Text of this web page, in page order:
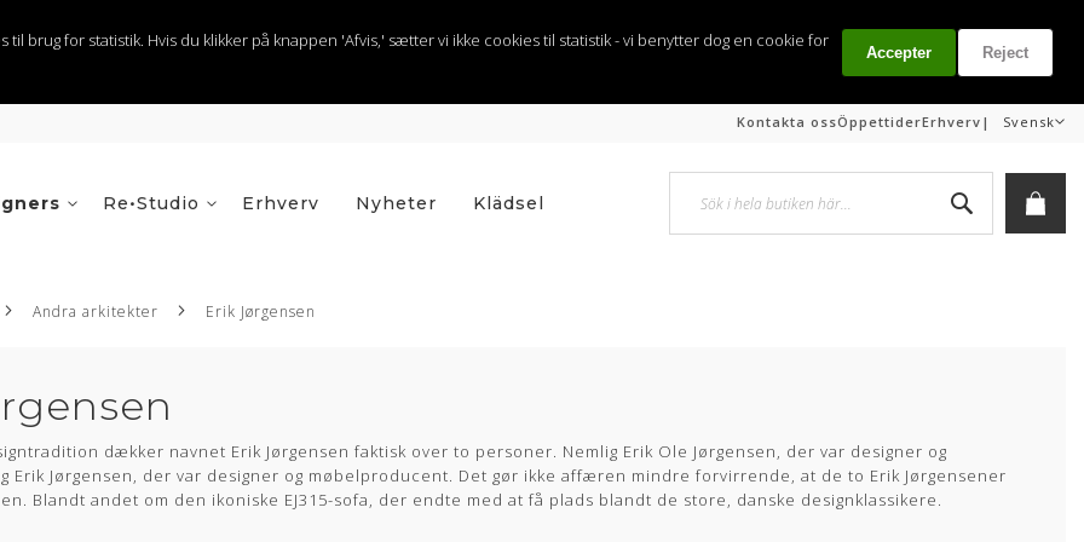
brug for statistik. Hvis du klikker på knappen 'Afvis,' sætter vi ikke cookies til statistik - vi benytter dog en cookie for
Accepter Reject
Kontakta ossÖppettiderErhverv | Språk
Svensk
Re•Studio Nyheter Klädsel
Erhverv Min
Andra arkitekter Erik Jørgensen
dækker navnet Erik Jørgensen faktisk over to personer. Nemlig Erik Ole Jørgensen, der var designer og
Erik Jørgensen, der var designer og møbelproducent. Det gør ikke affæren mindre forvirrende, at de to Erik Jørgensener
Blandt andet om den ikoniske EJ315-sofa, der endte med at få plads blandt de store, danske designklassikere.